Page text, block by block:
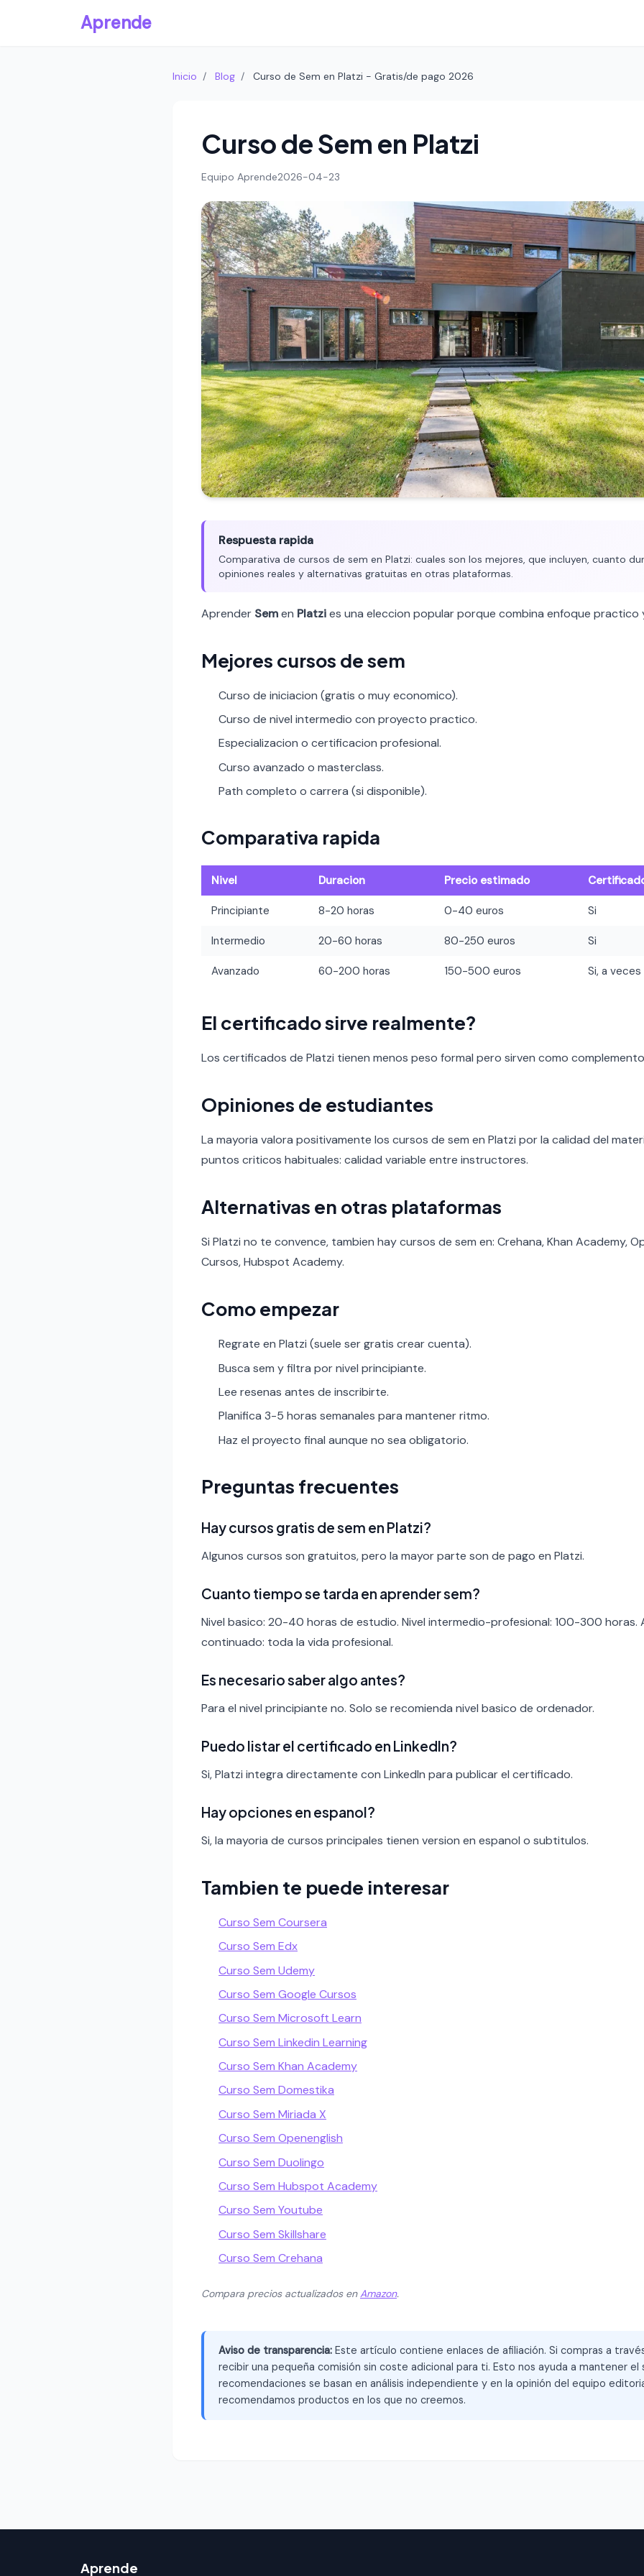
Aprende
Inicio / Blog / Curso de Sem en Platzi - Gratis/de pago 2026
Curso de Sem en Platzi
Equipo Aprende2026-04-23
Respuesta rapida
Comparativa de cursos de sem en Platzi: cuales son los mejores, que incluyen, cuanto
opiniones reales y alternativas gratuitas en otras plataformas.
Aprender Semen Platzies una eleccion popular porque combina enfoque practico
Mejores cursos de sem
Curso de iniciacion (gratis o muy economico).
Curso de nivel intermedio con proyecto practico.
Especializacion o certificacion profesional.
Curso avanzado o masterclass.
Path completo o carrera (si disponible).
Comparativa rapida
Nivel Duracion Precio estimado
Principiante 8-20 horas 0-40 euros Si
Intermedio 20-60 horas 80-250 euros Si
Avanzado 60-200 horas 150-500 euros Si, a
El certificado sirve realmente?
Los certificados de Platzi tienen menos peso formal pero sirven como
Opiniones de estudiantes
La mayoria valora positivamente los cursos de sem en Platzi por la calidad del
puntos criticos habituales: calidad variable entre instructores.
Alternativas en otras plataformas
Si Platzi no te convence, tambien hay cursos de sem en: Crehana, Khan Academy,
Cursos, Hubspot Academy.
Como empezar
Regrate en Platzi (suele ser gratis crear cuenta).
Busca sem y filtra por nivel principiante.
Lee resenas antes de inscribirte.
Planifica 3-5 horas semanales para mantener ritmo.
Haz el proyecto final aunque no sea obligatorio.
Preguntas frecuentes
Hay cursos gratis de sem en Platzi?
Algunos cursos son gratuitos, pero la mayor parte son de pago en Platzi.
Cuanto tiempo se tarda en aprender sem?
Nivel basico: 20-40 horas de estudio. Nivel intermedio-profesional: 100-300 horas.
continuado: toda la vida profesional.
Es necesario saber algo antes?
Para el nivel principiante no. Solo se recomienda nivel basico de ordenador.
Puedo listar el certificado en LinkedIn?
Si, Platzi integra directamente con LinkedIn para publicar el certificado.
Hay opciones en espanol?
Si, la mayoria de cursos principales tienen version en espanol o subtitulos.
Tambien te puede interesar
Curso Sem Coursera
Curso Sem Edx
Curso Sem Udemy
Curso Sem Google Cursos
Curso Sem Microsoft Learn
Curso Sem Linkedin Learning
Curso Sem Khan Academy
Curso Sem Domestika
Curso Sem Miriada X
Curso Sem Openenglish
Curso Sem Duolingo
Curso Sem Hubspot Academy
Curso Sem Youtube
Curso Sem Skillshare
Curso Sem Crehana
Compara precios actualizados enAmazon.
Aviso de transparencia: Este artículo contiene enlaces de afiliación. Si compras a
recibir una pequeña comisión sin coste adicional para ti. Esto nos ayuda a mantener el
recomendaciones se basan en análisis independiente y en la opinión del equipo
recomendamos productos en los que no creemos.
Aprende